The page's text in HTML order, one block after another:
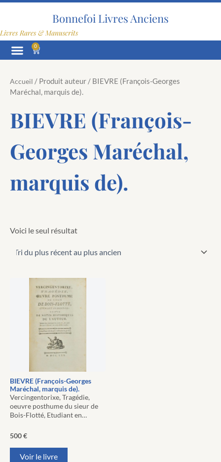
Aller
Bonnefoi Livres Anciens
Livres Rares & Manuscrits
0
Panier
Accueil / Produit auteur / BIEVRE (François-Georges
Maréchal, marquis de).
BIEVRE (François-
Georges Maréchal,
marquis de).
Voici le seul résultat
BIEVRE (François-Georges
Maréchal, marquis de).
Vercingentorixe, Tragédie,
oeuvre posthume du sieur de
Bois-Flotté, Etudiant en…
500€
Voir le livre